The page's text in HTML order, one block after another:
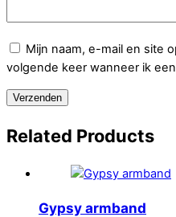
Mijn naam, e-mail en site
volgende keer wanneer ik
Related Products
Gypsy armband